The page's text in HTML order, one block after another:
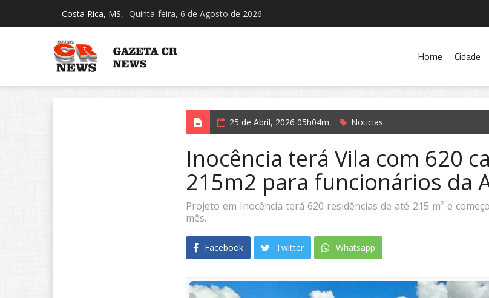
Costa Rica, MS, Quinta-feira, 6 de Agosto de 2026
Home Cidade
25 de Abril, 2026 05h04m Noticias
Inocência terá Vila com 620
215m2 para funcionários da
Projeto em Inocência terá 620 residências de até 215 m² e
mês.
Facebook Twitter Whatsapp